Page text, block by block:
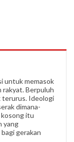
untuk memasok
rakyat. Berpuluh
terurus. Ideologi
dimana-
kosong itu
yang
gerakan